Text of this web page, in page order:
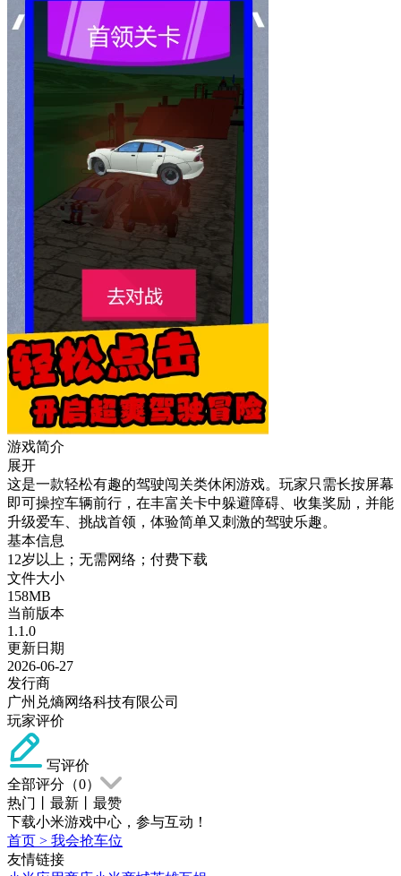
游戏简介
展开
这是一款轻松有趣的驾驶闯关类休闲游戏。玩家只需长按屏幕
即可操控车辆前行，在丰富关卡中躲避障碍、收集奖励，并能
升级爱车、挑战首领，体验简单又刺激的驾驶乐趣。
基本信息
12岁以上；无需网络；付费下载
文件大小
158MB
当前版本
1.1.0
更新日期
2026-06-27
发行商
广州兑熵网络科技有限公司
玩家评价
写评价
全部评分（0）
热门
最新
最赞
下载小米游戏中心，参与互动！
首页 > 我会抢车位
友情链接